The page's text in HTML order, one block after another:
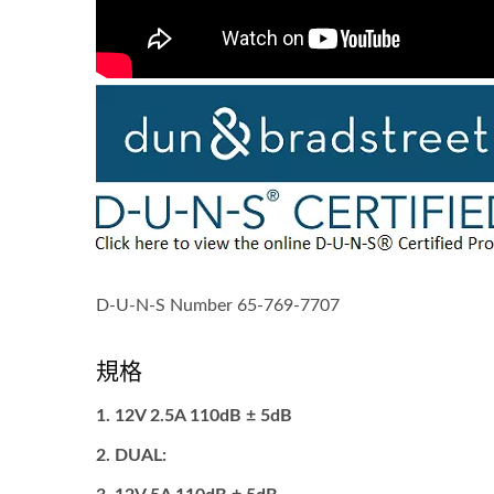
D-U-N-S Number 65-769-7707
規格
12V 2.5A 110dB ± 5dB
DUAL: